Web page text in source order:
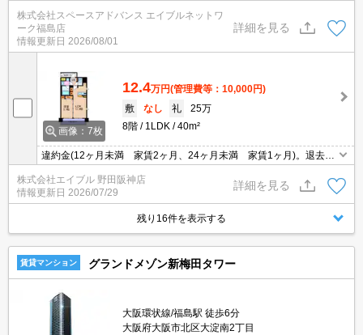
株式会社スペースアドバンス エイブルネットワ
ーク福島店
情報更新日 2026/08/01
詳細を見る
画像：7枚
12.4万円(管理費等：10,000円)
敷
なし 礼
25万
8階
1LDK 40m²
違約金(12ヶ月未満 家賃2ヶ月、24ヶ月未満 家賃1ヶ月)。退去時
清掃費38,500円。
株式会社エイブル 野田阪神店
情報更新日 2026/07/29
詳細を見る
残り16件を表示する
賃貸マンション グランドメゾン新梅田タワー
大阪環状線/福島駅 徒歩6分
大阪府大阪市北区大淀南2丁目